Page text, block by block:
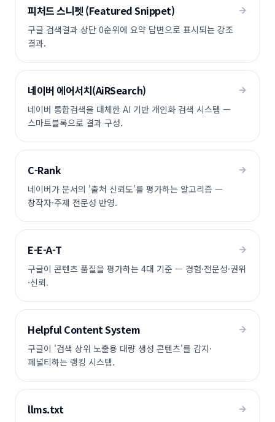
피처드 스니펫 (Featured Snippet)
구글 검색결과 상단 0순위에 요약 답변으로 표시되는 강조
결과.
네이버 에어서치(AiRSearch)
네이버 통합검색을 대체한 AI 기반 개인화 검색 시스템 —
스마트블록으로 결과 구성.
C-Rank
네이버가 문서의 '출처 신뢰도'를 평가하는 알고리즘 —
창작자·주제 전문성 반영.
E-E-A-T
구글이 콘텐츠 품질을 평가하는 4대 기준 — 경험·전문성·권위
·신뢰.
Helpful Content System
구글이 '검색 상위 노출용 대량 생성 콘텐츠'를 감지·
페널티하는 랭킹 시스템.
llms.txt